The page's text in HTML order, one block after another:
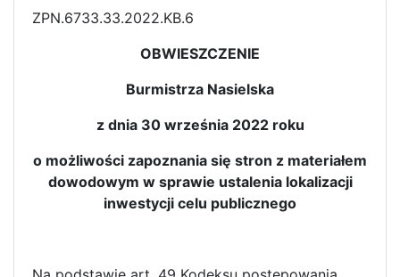
ZPN.6733.33.2022.KB.6
OBWIESZCZENIE
Burmistrza Nasielska
z dnia 30 września 2022 roku
o możliwości zapoznania się stron z materiałem
dowodowym w sprawie ustalenia lokalizacji
inwestycji celu publicznego